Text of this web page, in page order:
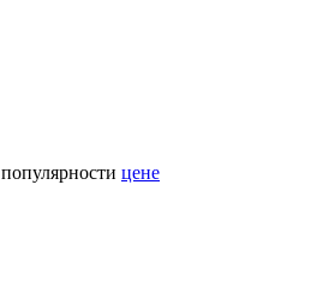
популярности цене